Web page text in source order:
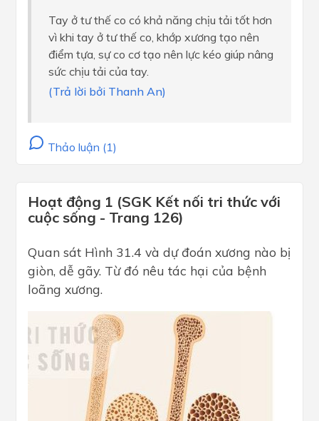
Tay ở tư thế co có khả năng chịu tải tốt hơn
vì khi tay ở tư thế co, khớp xương tạo nên
điểm tựa, sự co cơ tạo nên lực kéo giúp nâng
sức chịu tải của tay.
(Trả lời bởi Thanh An)
Thảo luận (1)
Hoạt động 1 (SGK Kết nối tri thức với
cuộc sống - Trang 126)
Quan sát Hình 31.4 và dự đoán xương nào bị
giòn, dễ gãy. Từ đó nêu tác hại của bệnh
loãng xương.